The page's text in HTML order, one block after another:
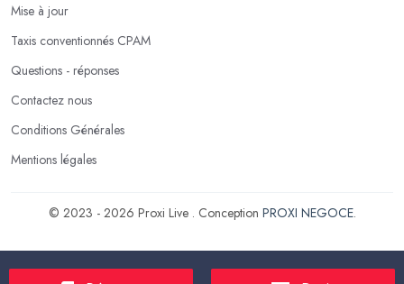
Mise à jour
Taxis conventionnés CPAM
Questions - réponses
Contactez nous
Conditions Générales
Mentions légales
© 2023 - 2026 Proxi Live . Conception PROXI NEGOCE.